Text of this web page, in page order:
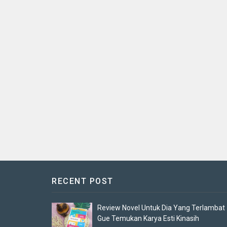
RECENT POST
Review Novel Untuk Dia Yang Terlambat
Gue Temukan Karya Esti Kinasih